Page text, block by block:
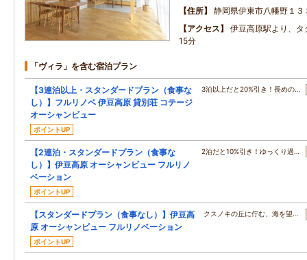
住所
静岡県伊東市八幡野１３
アクセス
伊豆高原駅より、
15分
「ヴィラ」を含む宿泊プラン
【3連泊以上・スタンダードプラン（食事な
し）】フルリノベ 伊豆高原 貸別荘 コテージ
オーシャンビュー
ポイントUP
3泊以上だと20%引き！長めの…
【2連泊・スタンダードプラン（食事な
し）】伊豆高原 オーシャンビュー フルリノ
ベーション
ポイントUP
2泊だと10%引き！ゆっくり過…
【スタンダードプラン（食事なし）】伊豆高
原 オーシャンビュー フルリノベーション
ポイントUP
クスノキの丘に佇む、海を望…